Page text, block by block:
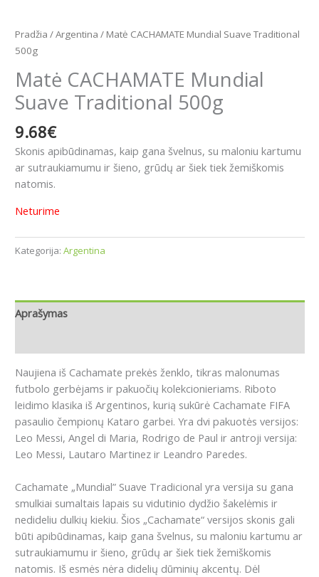
Pradžia /Argentina / Matė CACHAMATE Mundial Suave Traditional
500g
Matė CACHAMATE Mundial
Suave Traditional 500g
9.68€
Skonis apibūdinamas, kaip gana švelnus, su maloniu kartumu
ar sutraukiamumu ir šieno, grūdų ar šiek tiek žemiškomis
natomis.
Neturime
Kategorija: Argentina
Aprašymas
Naujiena iš Cachamate prekės ženklo, tikras malonumas
futbolo gerbėjams ir pakuočių kolekcionieriams. Riboto
leidimo klasika iš Argentinos, kurią sukūrė Cachamate FIFA
pasaulio čempionų Kataro garbei. Yra dvi pakuotės versijos:
Leo Messi, Angel di Maria, Rodrigo de Paul ir antroji versija:
Leo Messi, Lautaro Martinez ir Leandro Paredes.
Cachamate „Mundial” Suave Tradicional yra versija su gana
smulkiai sumaltais lapais su vidutinio dydžio šakelėmis ir
nedideliu dulkių kiekiu. Šios „Cachamate“ versijos skonis gali
būti apibūdinamas, kaip gana švelnus, su maloniu kartumu ar
sutraukiamumu ir šieno, grūdų ar šiek tiek žemiškomis
natomis. Iš esmės nėra didelių dūminių akcentų. Dėl